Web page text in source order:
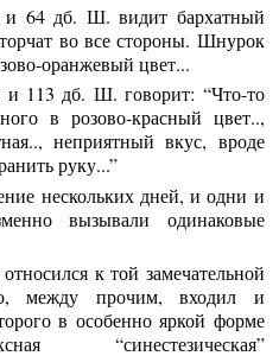
64 дб. Ш. видит бархатный
во все стороны. Шнурок
оранжевый цвет...
113 дб. Ш. говорит: “Что-то
в розово-красный цвет..,
неприятный вкус, вроде
руку...”
нескольких дней, и одни и
вызывали одинаковые
к той замечательной
между прочим, входил и
в особенно яркой форме
“синестезическая”